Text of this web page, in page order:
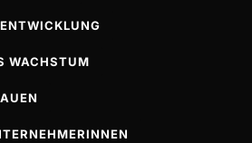
WACHSTUM